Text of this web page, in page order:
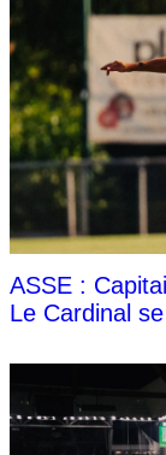
ASSE :
Le Cardinal